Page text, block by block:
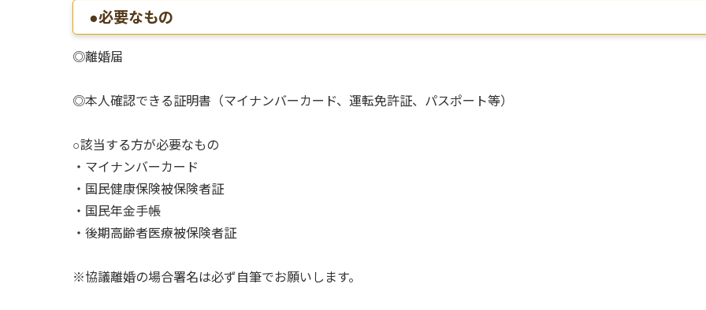
●必要なもの
◎離婚届
◎本人確認できる証明書（マイナンバーカード、運転免許証、パスポート等）
○該当する方が必要なもの
・マイナンバーカード
・国民健康保険被保険者証
・国民年金手帳
・後期高齢者医療被保険者証
※協議離婚の場合署名は必ず自筆でお願いします。